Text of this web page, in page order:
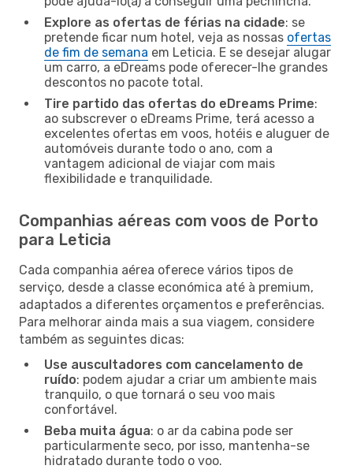
Explore as ofertas de férias na cidade: se
pretende ficar num hotel, veja as nossas ofertas
de fim de semana em Leticia. E se desejar alugar
um carro, a eDreams pode oferecer-lhe grandes
descontos no pacote total.
Tire partido das ofertas do eDreams Prime:
ao subscrever o eDreams Prime, terá acesso a
excelentes ofertas em voos, hotéis e aluguer de
automóveis durante todo o ano, com a
vantagem adicional de viajar com mais
flexibilidade e tranquilidade.
Companhias aéreas com voos de Porto
para Leticia
Cada companhia aérea oferece vários tipos de
serviço, desde a classe económica até à premium,
adaptados a diferentes orçamentos e preferências.
Para melhorar ainda mais a sua viagem, considere
também as seguintes dicas:
Use auscultadores com cancelamento de
ruído: podem ajudar a criar um ambiente mais
tranquilo, o que tornará o seu voo mais
confortável.
Beba muita água: o ar da cabina pode ser
particularmente seco, por isso, mantenha-se
hidratado durante todo o voo.